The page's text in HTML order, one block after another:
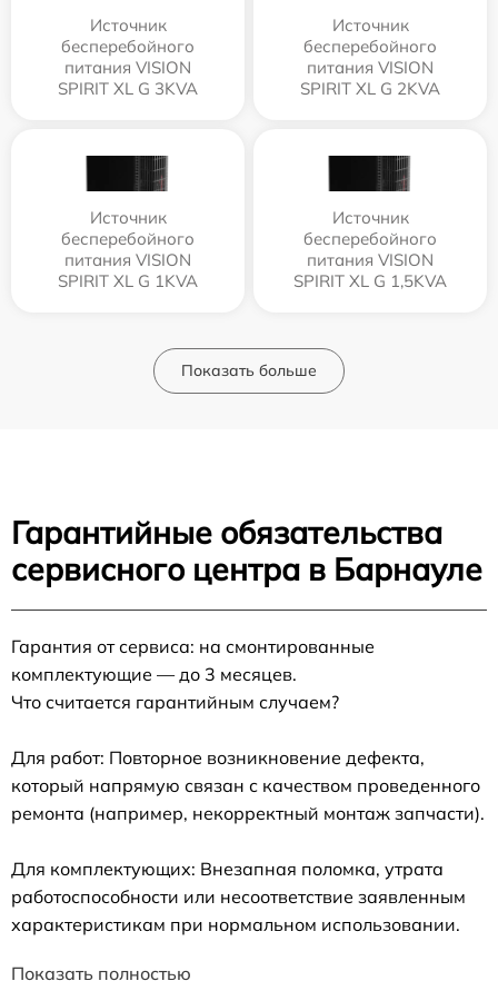
Источник
бесперебойного
питания VISION
SPIRIT XL G 3KVA
Источник
бесперебойного
питания VISION
SPIRIT XL G 2KVA
Источник
бесперебойного
питания VISION
SPIRIT XL G 1KVA
Источник
бесперебойного
питания VISION
SPIRIT XL G 1,5KVA
Показать больше
Гарантийные обязательства
сервисного центра в Барнауле
Гарантия от сервиса: на смонтированные
комплектующие — до 3 месяцев.
Что считается гарантийным случаем?
Для работ: Повторное возникновение дефекта,
который напрямую связан с качеством проведенного
ремонта (например, некорректный монтаж запчасти).
Для комплектующих: Внезапная поломка, утрата
работоспособности или несоответствие заявленным
характеристикам при нормальном использовании.
Показать полностью